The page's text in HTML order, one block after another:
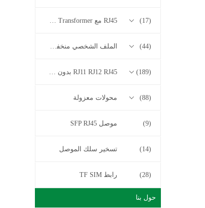
RJ45 مع 2.5G / 5G / 10G Base-T Series Transformer (17)
الملف الشخصي منخفض RJ45 (44)
RJ11 RJ12 RJ45 بدون سلسلة المحولات (189)
محولات معزولة (88)
موصل SFP RJ45 (9)
تسخير سلك الموصل (14)
رابط TF SIM (28)
حول بنا